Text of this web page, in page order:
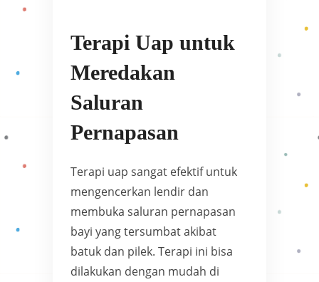
Terapi Uap untuk
Meredakan
Saluran
Pernapasan
Terapi uap sangat efektif untuk
mengencerkan lendir dan
membuka saluran pernapasan
bayi yang tersumbat akibat
batuk dan pilek. Terapi ini bisa
dilakukan dengan mudah di